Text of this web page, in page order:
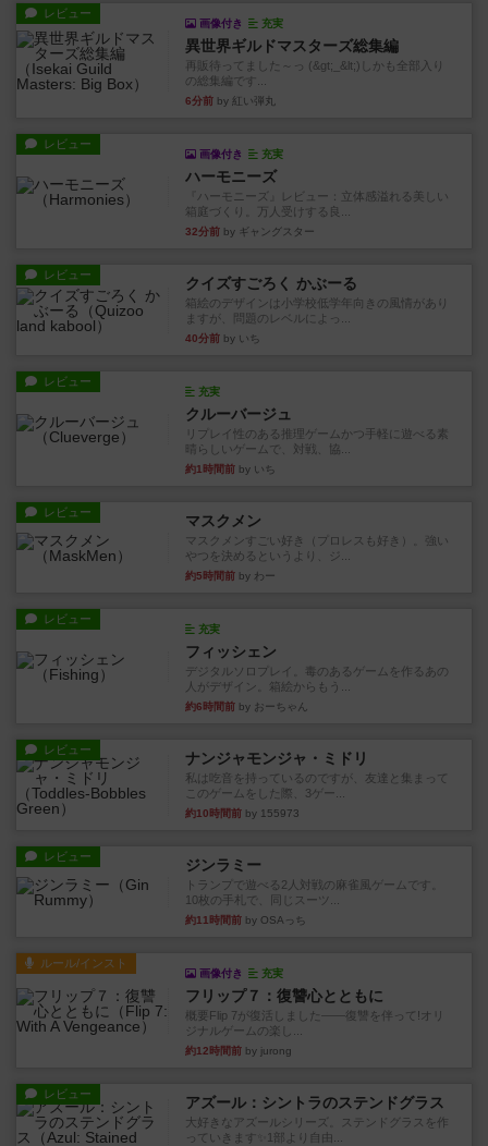
レビュー
画像付き 充実
異世界ギルドマスターズ総集編
再販待ってました～っ (&gt;_&lt;)しかも全部入り
の総集編です...
6分前 by 紅い弾丸
レビュー
画像付き 充実
ハーモニーズ
『ハーモニーズ』レビュー：立体感溢れる美しい
箱庭づくり。万人受けする良...
32分前 by ギャングスター
レビュー クイズすごろく かぶーる
箱絵のデザインは小学校低学年向きの風情があり
ますが、問題のレベルによっ...
40分前 by いち
レビュー
充実
クルーバージュ
リプレイ性のある推理ゲームかつ手軽に遊べる素
晴らしいゲームで、対戦、協...
約1時間前 by いち
レビュー マスクメン
マスクメンすごい好き（プロレスも好き）。強い
やつを決めるというより、ジ...
約5時間前 by わー
レビュー
充実
フィッシェン
デジタルソロプレイ。毒のあるゲームを作るあの
人がデザイン。箱絵からもう...
約6時間前 by おーちゃん
レビュー ナンジャモンジャ・ミドリ
私は吃音を持っているのですが、友達と集まって
このゲームをした際、3ゲー...
約10時間前 by 155973
レビュー ジンラミー
トランプで遊べる2人対戦の麻雀風ゲームです。
10枚の手札で、同じスーツ...
約11時間前 by OSAっち
ルール/インスト
画像付き 充実
フリップ７：復讐心とともに
概要Flip 7が復活しました――復讐を伴って!オリ
ジナルゲームの楽し...
約12時間前 by jurong
レビュー アズール：シントラのステンドグラス
大好きなアズールシリーズ。ステンドグラスを作
っていきます✨1部より自由...